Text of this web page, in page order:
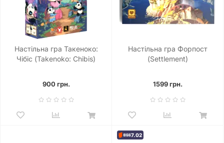
Настільна гра Такеноко:
Чібіс (Takenoko: Chibis)
900 грн.
Настільна гра Форпост
(Settlement)
1599 грн.
7.02